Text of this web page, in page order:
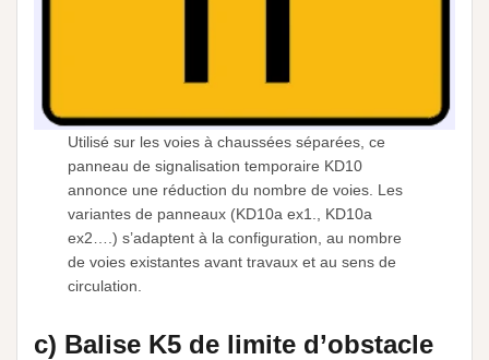
Utilisé sur les voies à chaussées séparées, ce
panneau de signalisation temporaire KD10
annonce une réduction du nombre de voies. Les
variantes de panneaux (KD10a ex1., KD10a
ex2….) s’adaptent à la configuration, au nombre
de voies existantes avant travaux et au sens de
circulation.
c) Balise K5 de limite d’obstacle